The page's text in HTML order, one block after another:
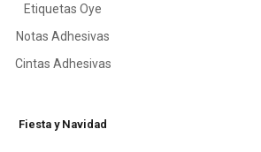
Etiquetas Oye
Notas Adhesivas
Cintas Adhesivas
Fiesta y Navidad